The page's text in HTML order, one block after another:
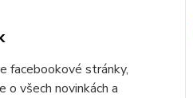
facebookové stránky,
o všech novinkách a